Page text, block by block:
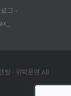
그 -
· 위탁운영 All